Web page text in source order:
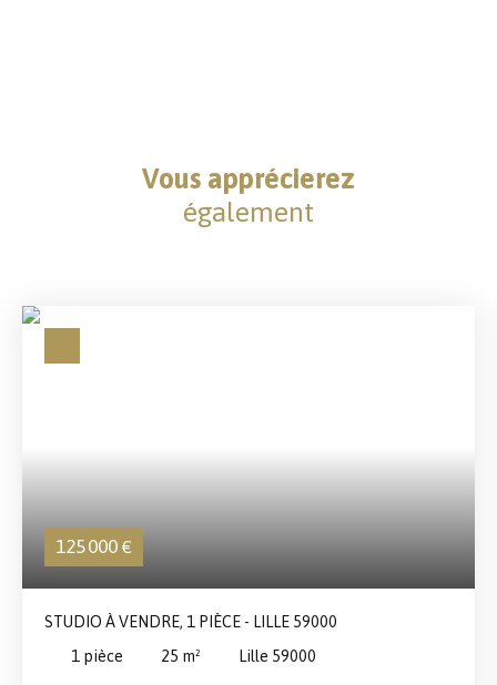
Vous apprécierez
également
125 000 €
STUDIO À VENDRE, 1 PIÈCE - LILLE 59000
1 pièce 25 m² Lille 59000